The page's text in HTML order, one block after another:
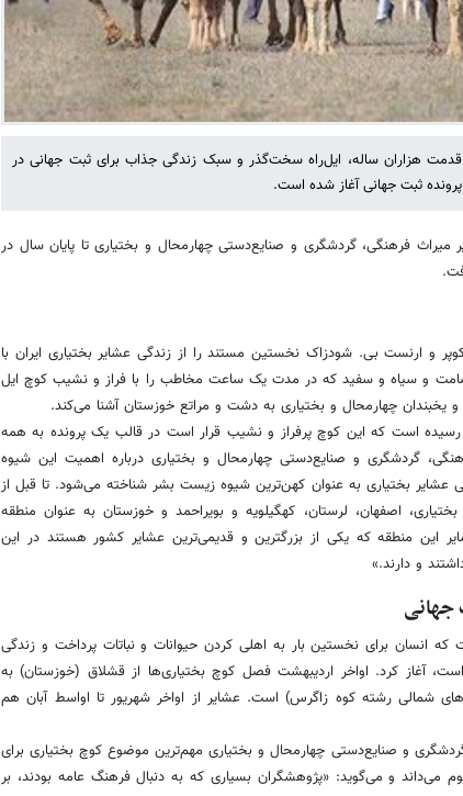
قدمت هزاران ساله، ایل‌راه سخت‌گذر و سبک زندگی جذاب‌ برای ثبت جهانی در
ثبت جهانی آغاز شده است.
میراث فرهنگی، گردشگری و صنایع‌دستی چهارمحال و بختیاری تا پایان سال در
کوپر و ارنست بی. شودزاک نخستین مستند را از زندگی عشایر بختیاری ایران با
و سیاه و سفید که در مدت یک ساعت مخاطب را با فراز و نشیب کوچ ایل
و یخبندان چهارمحال و بختیاری به دشت و مراتع خوزستان آشنا می‌کند.
رسیده است که این کوچ پرفراز و نشیب قرار است در قالب یک پرونده به همه
گردشگری و صنایع‌دستی چهارمحال و بختیاری درباره اهمیت این شیوه
عشایر بختیاری به عنوان کهن‌ترین شیوه زیست بشر شناخته می‌شود. تا قبل از
اصفهان، لرستان، کهگیلویه و بویراحمد و خوزستان به عنوان منطقه
این منطقه که یکی از بزرگترین و قدیمی‌ترین عشایر کشور هستند در این
و دارند.»
جهانی
انسان برای نخستین بار به اهلی کردن حیوانات و نباتات پرداخت و زندگی
آغاز کرد. اواخر اردیبهشت فصل کوچ بختیاری‌ها از قشلاق (خوزستان) به
شمالی رشته کوه زاگرس) است. عشایر از اواخر شهریور تا اواسط آبان هم
و صنایع‌دستی چهارمحال و بختیاری مهم‌ترین موضوع کوچ بختیاری برای
می‌داند و می‌گوید: «پژوهشگران بسیاری که به دنبال فرهنگ عامه بودند، بر